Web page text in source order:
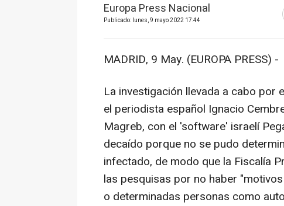
Europa Press Nacional
Publicado: lunes, 9 mayo 2022 17:44
MADRID, 9 May. (EUROPA PRESS) -
La investigación llevada a cabo por
el periodista español Ignacio
Magreb, con el 'software' israelí
decaído porque no se pudo
infectado, de modo que la Fiscalía
las pesquisas por no haber
o determinadas personas como